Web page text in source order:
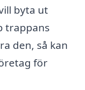
byta ut
trappans
den, så kan
för